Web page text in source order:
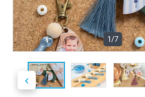
1/7